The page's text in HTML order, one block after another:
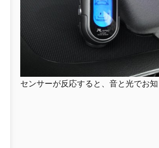
センサーが反応すると、音と光でお